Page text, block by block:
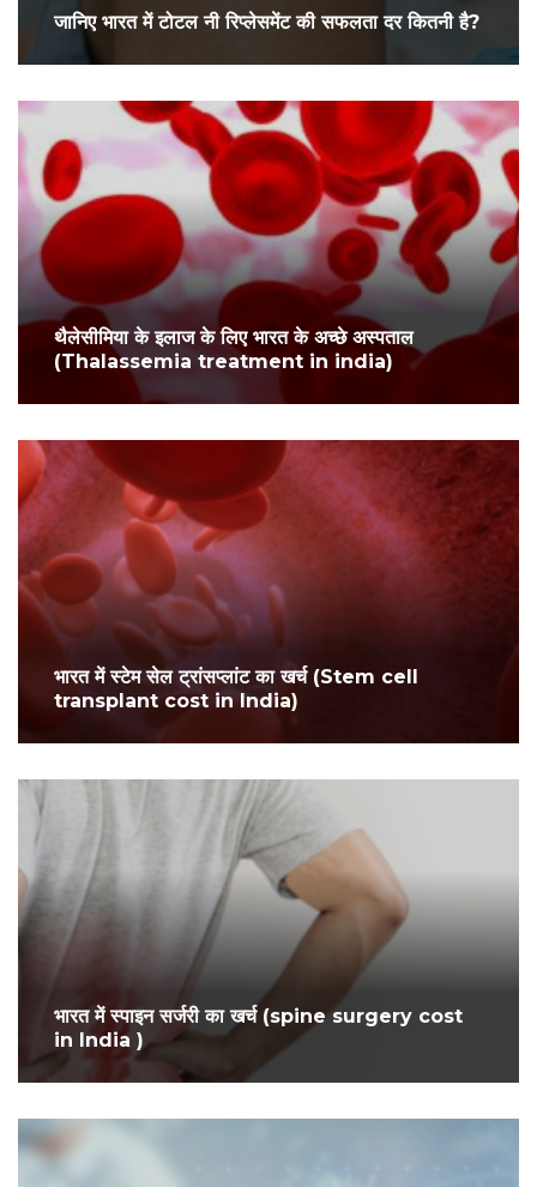
जानिए भारत में टोटल नी रिप्लेसमेंट की सफलता दर कितनी है?
थैलेसीमिया के इलाज के लिए भारत के अच्छे अस्पताल
(Thalassemia treatment in india)
भारत में स्टेम सेल ट्रांसप्लांट का खर्च (Stem cell
transplant cost in India)
भारत में स्पाइन सर्जरी का खर्च (spine surgery cost
in India )